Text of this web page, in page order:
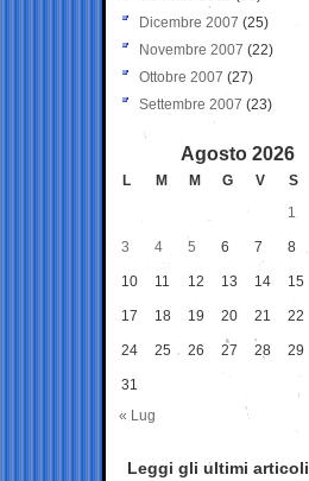
Dicembre 2007 (25)
Novembre 2007 (22)
Ottobre 2007 (27)
Settembre 2007 (23)
Agosto 2026
L M M G V S
1
3 4 5 6 7 8
10 11 12 13 14 15
17 18 19 20 21 22
24 25 26 27 28 29
31
« Lug
Leggi gli ultimi articoli